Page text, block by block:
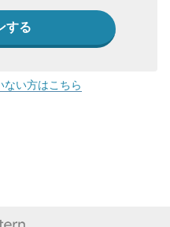
ない方はこちら